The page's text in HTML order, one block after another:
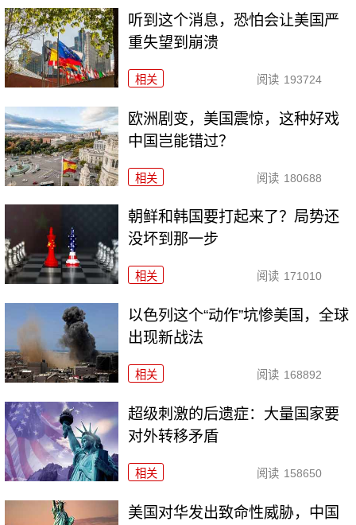
听到这个消息，恐怕会让美国严
重失望到崩溃
相关 阅读 193724
欧洲剧变，美国震惊，这种好戏
中国岂能错过？
相关 阅读 180688
朝鲜和韩国要打起来了？局势还
没坏到那一步
相关 阅读 171010
以色列这个“动作”坑惨美国，全球
出现新战法
相关 阅读 168892
超级刺激的后遗症：大量国家要
对外转移矛盾
相关 阅读 158650
美国对华发出致命性威胁，中国